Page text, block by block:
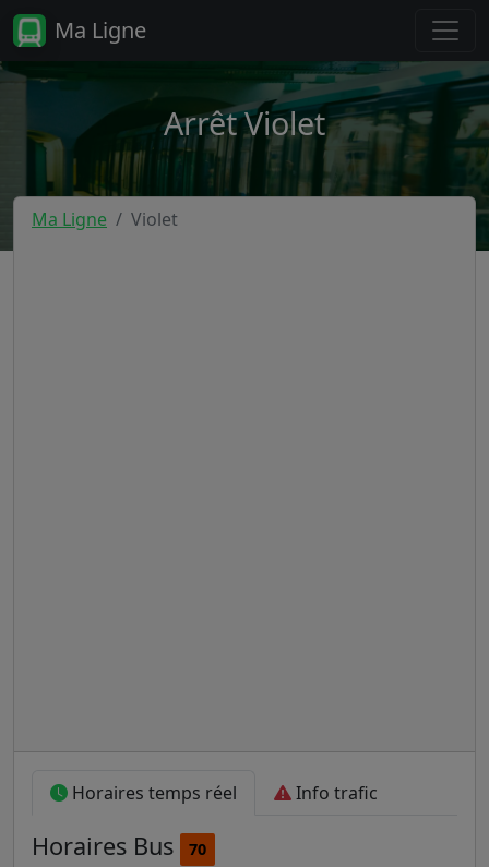
Ma Ligne
Arrêt Violet
Ma Ligne Violet
Horaires temps réel Info trafic
Horaires Bus 70